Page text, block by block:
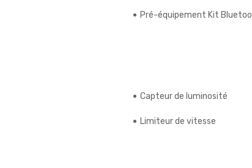
Pré-équipement Kit
Capteur de luminosité
Limiteur de vitesse